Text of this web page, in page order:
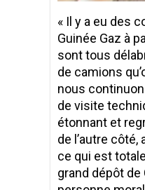
« Il y a eu des
Guinée Gaz à
sont tous
de camions
nous
de visite
étonnant et
de l’autre
ce qui est
grand dépôt de